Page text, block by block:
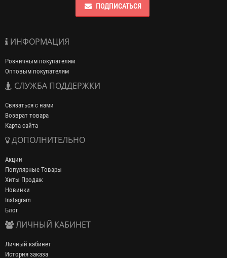
ПОДПИСАТЬСЯ
ИНФОРМАЦИЯ
Розничным покупателям
Оптовым покупателям
СЛУЖБА ПОДДЕРЖКИ
Связаться с нами
Возврат товара
Карта сайта
ДОПОЛНИТЕЛЬНО
Акции
Популярные Товары
Хиты Продаж
Новинки
Instagram
Блог
ЛИЧНЫЙ КАБИНЕТ
Личный кабинет
История заказа